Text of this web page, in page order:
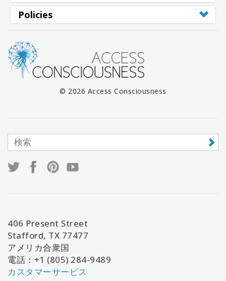
Policies
© 2026 Access Consciousness
406 Present Street
Stafford, TX 77477
アメリカ合衆国
電話：+1 (805) 284-9489
カスタマーサービス